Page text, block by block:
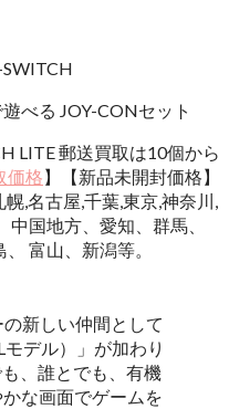
べる JOY-CONセット
LITE 郵送買取は10個から
価格】【新品未開封価格】
,名古屋,千葉,東京,神奈川,
国地方、愛知、群馬、
富山、新潟等。
新しい仲間として
モデル）」が加わり
、誰とでも、有機
な画面でゲームを